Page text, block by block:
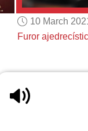
10 March
Furor